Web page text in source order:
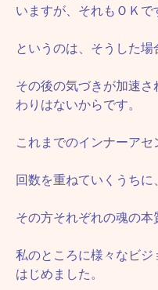
いますが、それもＯＫで
というのは、そうした場
その後の気づきが加速
わりはないからです。
これまでのインナーアセ
回数を重ねていくうちに、
その方それぞれの魂の本
私のところに様々なビ
はじめました。